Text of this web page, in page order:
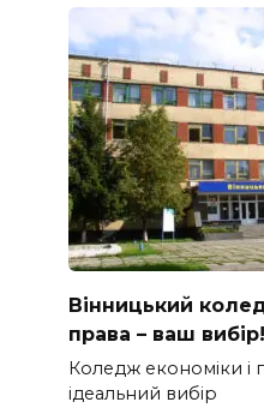
Вінницький
права – ваш вибір!
Коледж економіки і
ідеальний вибір